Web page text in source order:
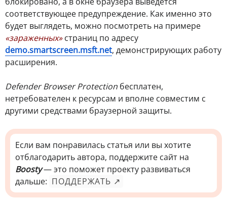
соответствующее предупреждение. Как именно это
будет выглядеть, можно посмотреть на примере
«зараженных»страниц по адресу
demo.smartscreen.msft.net, демонстрирующих работу
расширения.
Defender Browser Protection бесплатен,
нетребователен к ресурсам и вполне совместим с
другими средствами браузерной защиты.
Если вам понравилась статья или вы хотите
отблагодарить автора, поддержите сайт на
Boosty— это поможет проекту развиваться
дальше: ПОДДЕРЖАТЬ ↗